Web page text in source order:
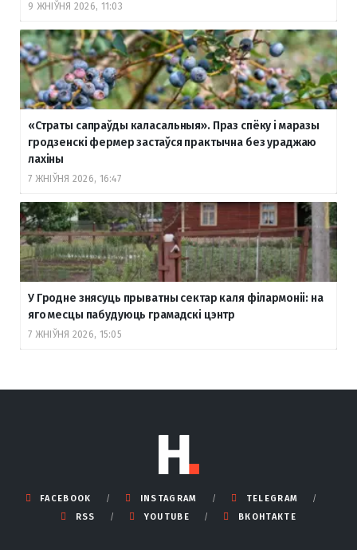
9 ЖНІЎНЯ 2026, 11:03
«Страты сапраўды каласальныя». Праз спёку і маразы
гродзенскі фермер застаўся практычна без ураджаю
лахіны
7 ЖНІЎНЯ 2026, 16:47
У Гродне знясуць прыватны сектар каля філармоніі: на
яго месцы пабудуюць грамадскі цэнтр
7 ЖНІЎНЯ 2026, 15:05
FACEBOOK INSTAGRAM
TELEGRAM
RSS
YOUTUBE ВКОНТАКТЕ